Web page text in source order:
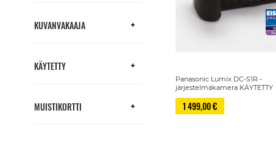
Panasonic Lumix DC-S1R -
järjestelmäkamera KÄYTETTY
1 499,00 €
KUVANVAKAAJA
KÄYTETTY
MUISTIKORTTI